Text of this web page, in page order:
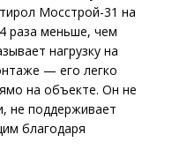
Мосстрой-31 на
раза меньше, чем
нагрузку на
— его легко
на объекте. Он не
не поддерживает
благодаря